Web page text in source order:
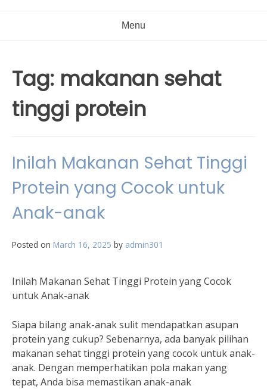
Menu
Tag: makanan sehat
tinggi protein
Inilah Makanan Sehat Tinggi
Protein yang Cocok untuk
Anak-anak
Posted on March 16, 2025 by admin301
Inilah Makanan Sehat Tinggi Protein yang Cocok
untuk Anak-anak
Siapa bilang anak-anak sulit mendapatkan asupan
protein yang cukup? Sebenarnya, ada banyak pilihan
makanan sehat tinggi protein yang cocok untuk anak-
anak. Dengan memperhatikan pola makan yang
tepat, Anda bisa memastikan anak-anak